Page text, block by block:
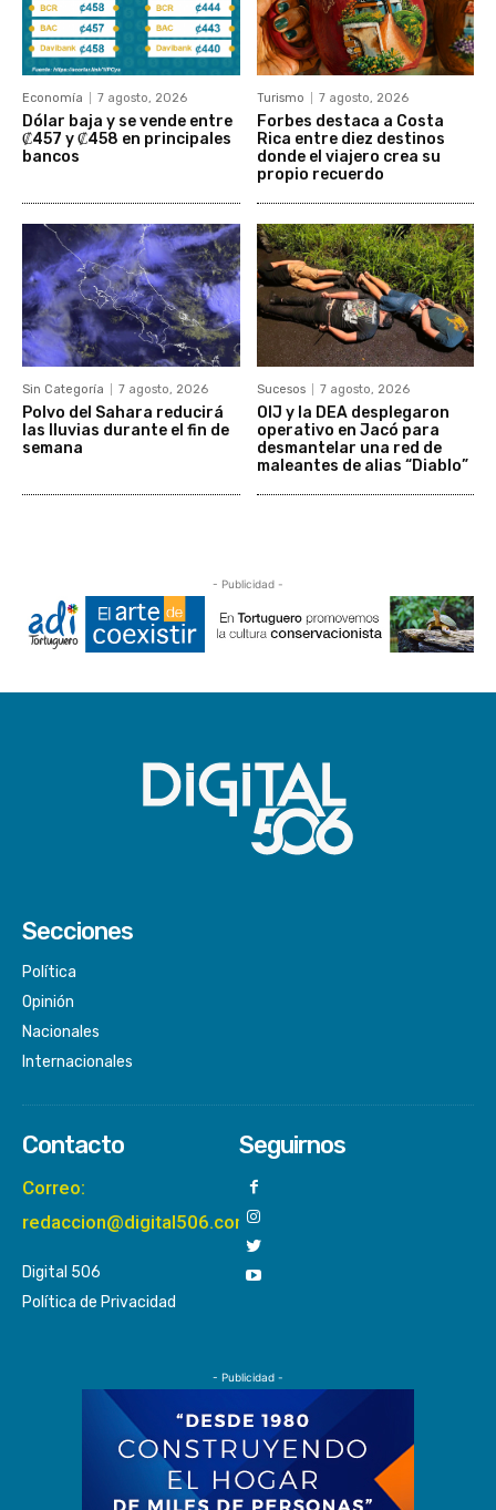
Economía 7 agosto, 2026
Dólar baja y se vende entre
₡457 y ₡458 en principales
bancos
Turismo 7 agosto, 2026
Forbes destaca a Costa
Rica entre diez destinos
donde el viajero crea su
propio recuerdo
Sin Categoría 7 agosto, 2026
Polvo del Sahara reducirá
las lluvias durante el fin de
semana
Sucesos 7 agosto, 2026
OIJ y la DEA desplegaron
operativo en Jacó para
desmantelar una red de
maleantes de alias “Diablo”
- Publicidad -
Secciones
Política
Opinión
Nacionales
Internacionales
Contacto
Correo:
redaccion@digital506.com
Digital 506
Política de Privacidad
Seguirnos
- Publicidad -